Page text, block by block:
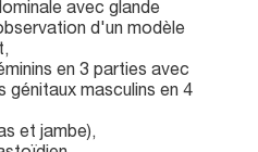
avec glande
d'un modèle
en 3 parties avec
génitaux masculins en 4
et jambe),